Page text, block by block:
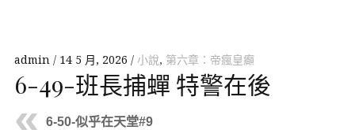
admin 14 5 月, 2026 小說, 第六章：帝瘋皇癲
6-49-班長捕蟬 特警在後
6-50-似乎在天堂#9